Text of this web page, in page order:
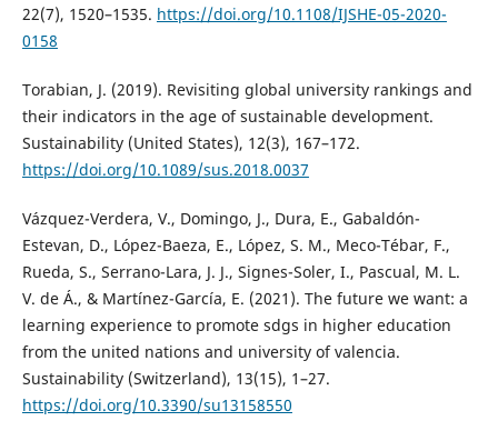
22(7), 1520–1535. https://doi.org/10.1108/IJSHE-05-2020-
0158
Torabian, J. (2019). Revisiting global university rankings and
their indicators in the age of sustainable development.
Sustainability (United States), 12(3), 167–172.
https://doi.org/10.1089/sus.2018.0037
Vázquez-Verdera, V., Domingo, J., Dura, E., Gabaldón-
Estevan, D., López-Baeza, E., López, S. M., Meco-Tébar, F.,
Rueda, S., Serrano-Lara, J. J., Signes-Soler, I., Pascual, M. L.
V. de Á., & Martínez-García, E. (2021). The future we want: a
learning experience to promote sdgs in higher education
from the united nations and university of valencia.
Sustainability (Switzerland), 13(15), 1–27.
https://doi.org/10.3390/su13158550